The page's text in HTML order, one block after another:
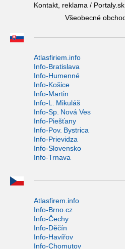
Kontakt, reklama / Portaly.sk
Všeobecné
Atlasfiriem.info
Info-Bratislava
Info-Humenné
Info-Košice
Info-Martin
Info-L. Mikuláš
Info-Sp. Nová Ves
Info-Piešťany
Info-Pov. Bystrica
Info-Prievidza
Info-Slovensko
Info-Trnava
Atlasfirem.info
Info-Brno.cz
Info-Čechy
Info-Děčín
Info-Havířov
Info-Chomutov